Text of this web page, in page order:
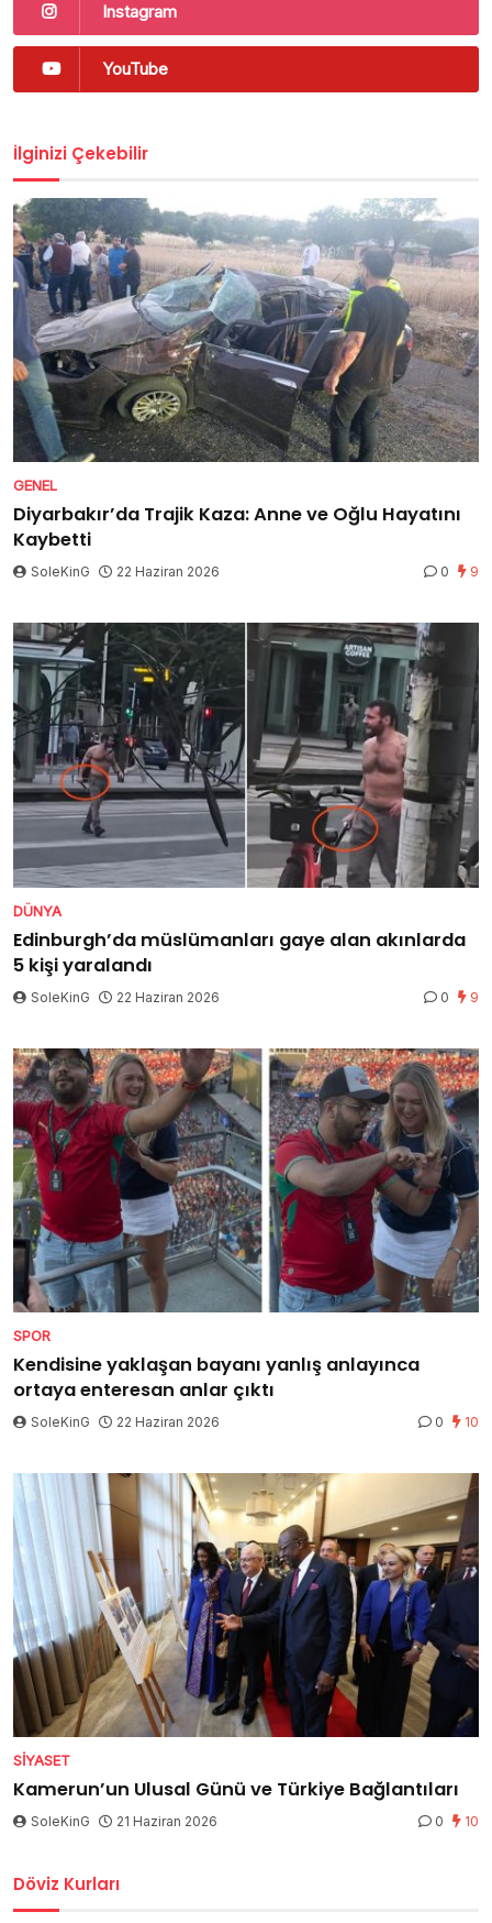
Instagram
YouTube
İlginizi Çekebilir
GENEL
Diyarbakır’da Trajik Kaza: Anne ve Oğlu Hayatını
Kaybetti
SoleKinG 22 Haziran 2026 0 9
DÜNYA
Edinburgh’da müslümanları gaye alan akınlarda
5 kişi yaralandı
SoleKinG 22 Haziran 2026 0 9
SPOR
Kendisine yaklaşan bayanı yanlış anlayınca
ortaya enteresan anlar çıktı
SoleKinG 22 Haziran 2026 0 10
SIYASET
Kamerun’un Ulusal Günü ve Türkiye Bağlantıları
SoleKinG 21 Haziran 2026 0 10
Döviz Kurları